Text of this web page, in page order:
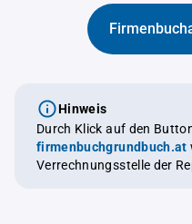
Hinweis
Durch Klick auf den
firmenbuchgrundbuch.at weitergeleitet, eine offizielle
Verrechnungsstelle der